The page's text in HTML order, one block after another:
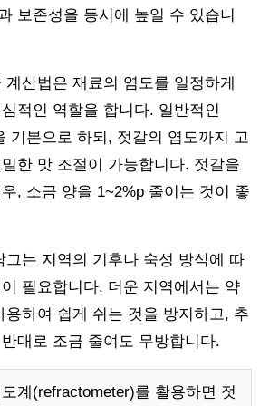
보존성을 동시에 높일 수 있습니
계산법은 재료의 염도를 일정하게
적인 역할을 합니다. 일반적인
기본으로 하되, 젓갈의 염도까지 고
한 맛 조절이 가능합니다. 젓갈을
, 소금 양을 1~2%p 줄이는 것이 좋
그는 지역의 기후나 숙성 방식에 따
필요합니다. 더운 지역에서는 약
용하여 쉽게 쉬는 것을 방지하고, 추
대로 조금 줄여도 무방합니다.
계(refractometer)를 활용하면 젓